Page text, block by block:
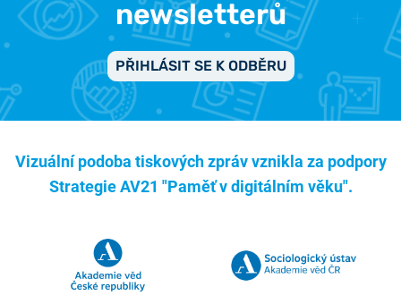
newsletterů
PŘIHLÁSIT SE K ODBĚRU
Vizuální podoba tiskových zpráv vznikla za podpory
Strategie AV21 "Paměť v digitálním věku".